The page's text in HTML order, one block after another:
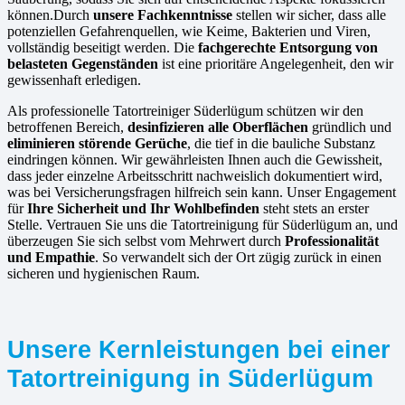
können.Durch unsere Fachkenntnisse stellen wir sicher, dass alle
potenziellen Gefahrenquellen, wie Keime, Bakterien und Viren,
vollständig beseitigt werden. Die fachgerechte Entsorgung von
belasteten Gegenständen ist eine prioritäre Angelegenheit, den wir
gewissenhaft erledigen.
Als professionelle Tatortreiniger Süderlügum schützen wir den
betroffenen Bereich, desinfizieren alle Oberflächen gründlich und
eliminieren störende Gerüche, die tief in die bauliche Substanz
eindringen können. Wir gewährleisten Ihnen auch die Gewissheit,
dass jeder einzelne Arbeitsschritt nachweislich dokumentiert wird,
was bei Versicherungsfragen hilfreich sein kann. Unser Engagement
fürIhre Sicherheit und Ihr Wohlbefinden steht stets an erster
Stelle. Vertrauen Sie uns die Tatortreinigung für Süderlügum an, und
überzeugen Sie sich selbst vom Mehrwert durch Professionalität
und Empathie. So verwandelt sich der Ort zügig zurück in einen
sicheren und hygienischen Raum.
Unsere Kernleistungen bei einer
Tatortreinigung in Süderlügum